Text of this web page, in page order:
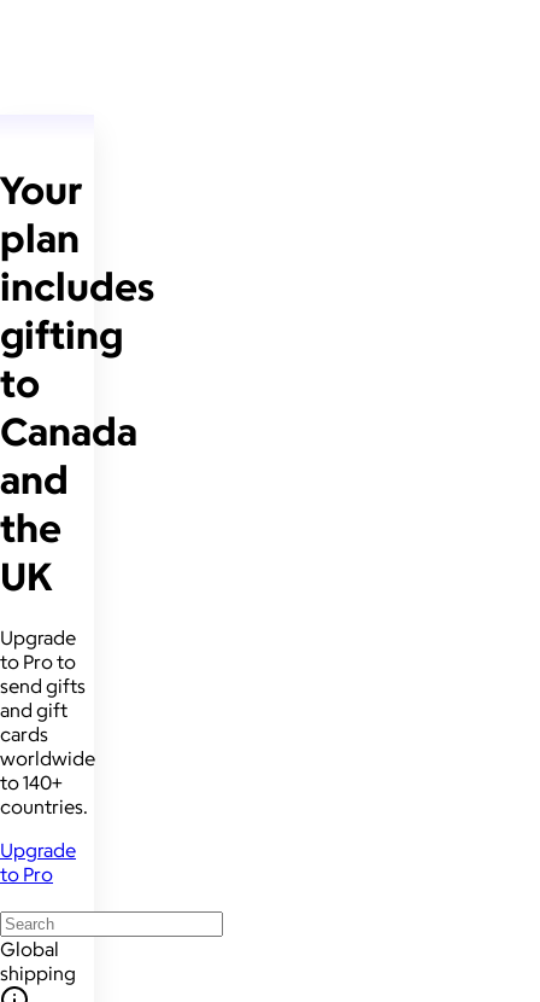
Your
plan
includes
gifting
to
Canada
and
the
UK
Upgrade
to Pro to
send gifts
and gift
cards
worldwide
to 140+
countries.
Upgrade
to Pro
Global
shipping